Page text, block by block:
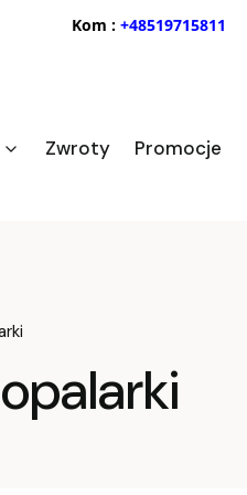
Kom : +48519715811
Zwroty Promocje